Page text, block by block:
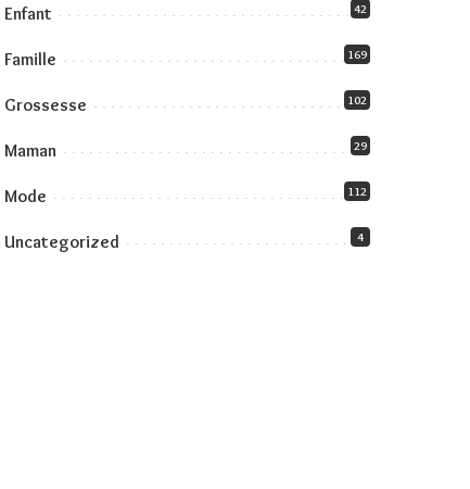
Enfant 42
Famille 169
Grossesse 102
Maman 29
Mode 112
Uncategorized 4